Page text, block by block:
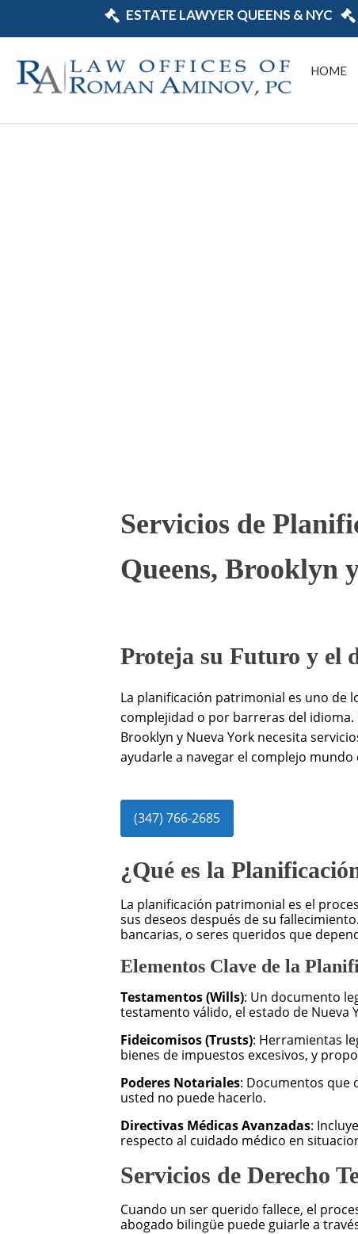
ESTATE LAWYER QUEENS & NYC
HOME
Servicios de
Queens, Brooklyn
Proteja su Futuro y el
La planificación patrimonial es uno de
complejidad o por barreras del idioma.
Brooklyn y Nueva York necesita
ayudarle a navegar el complejo
(347) 766-2685
¿Qué es la
La planificación patrimonial es el
sus deseos después de su
bancarias, o seres queridos que
Elementos Clave de la
Testamentos (Wills): Un documento
testamento válido, el estado de Nueva
Fideicomisos (Trusts): Herramientas
bienes de impuestos excesivos, y
Poderes Notariales: Documentos que
usted no puede hacerlo.
Directivas Médicas Avanzadas:
respecto al cuidado médico en
Servicios de Derecho
Cuando un ser querido fallece, el
abogado bilingüe puede guiarle a